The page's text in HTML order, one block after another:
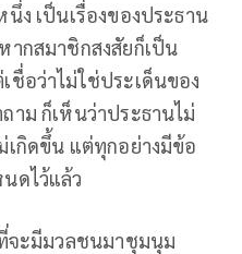
ง เป็นเรื่องของประธาน
กสมาชิกสงสัยก็เป็น
อว่าไม่ใช่ประเด็นของ
ม ก็เห็นว่าประธานไม่
เกิดขึ้น แต่ทุกอย่างมีข้อ
ดไว้แล้ว
จะมีมวลชนมาชุมนุม